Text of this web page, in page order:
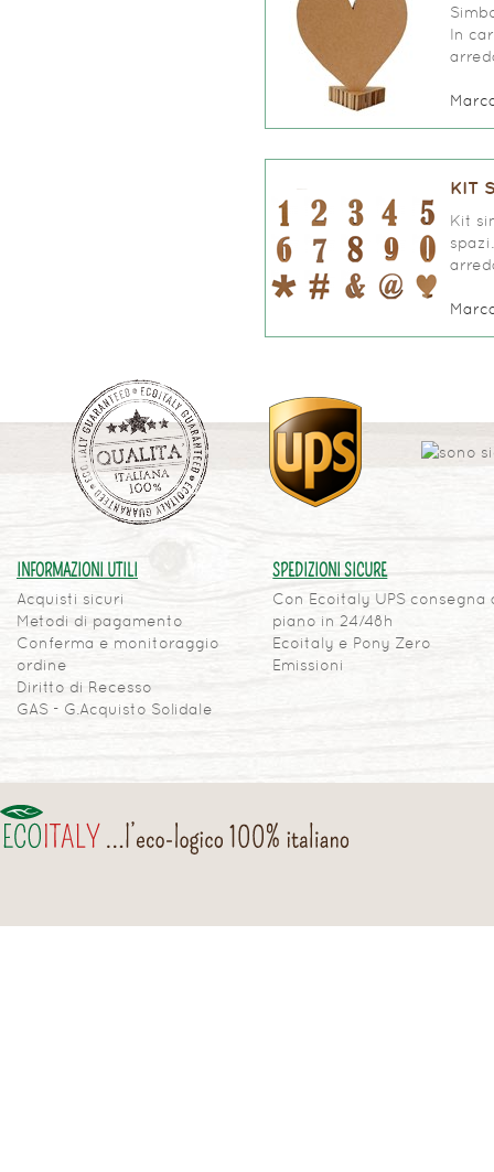
In
KIT
Kit
INFORMAZIONI UTILI
Acquisti sicuri
Metodi di pagamento
Conferma e monitoraggio
ordine
Diritto di Recesso
GAS - G.Acquisto Solidale
SPEDIZIONI SICURE
Con Ecoitaly UPS consegna
piano in 24/48h
Ecoitaly e Pony Zero
Emissioni